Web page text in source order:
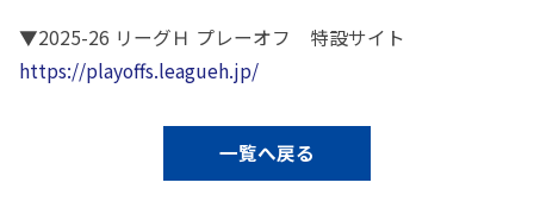
▼2025-26 リーグＨ プレーオフ 特設サイト
https://playoffs.leagueh.jp/
一覧へ戻る